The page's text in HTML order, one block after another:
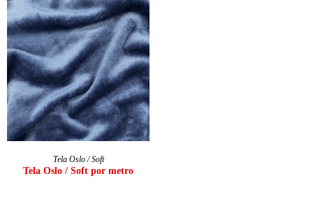
AÑADIR AL CARRITO
Tela Oslo / Soft
Tela Oslo / Soft por metro